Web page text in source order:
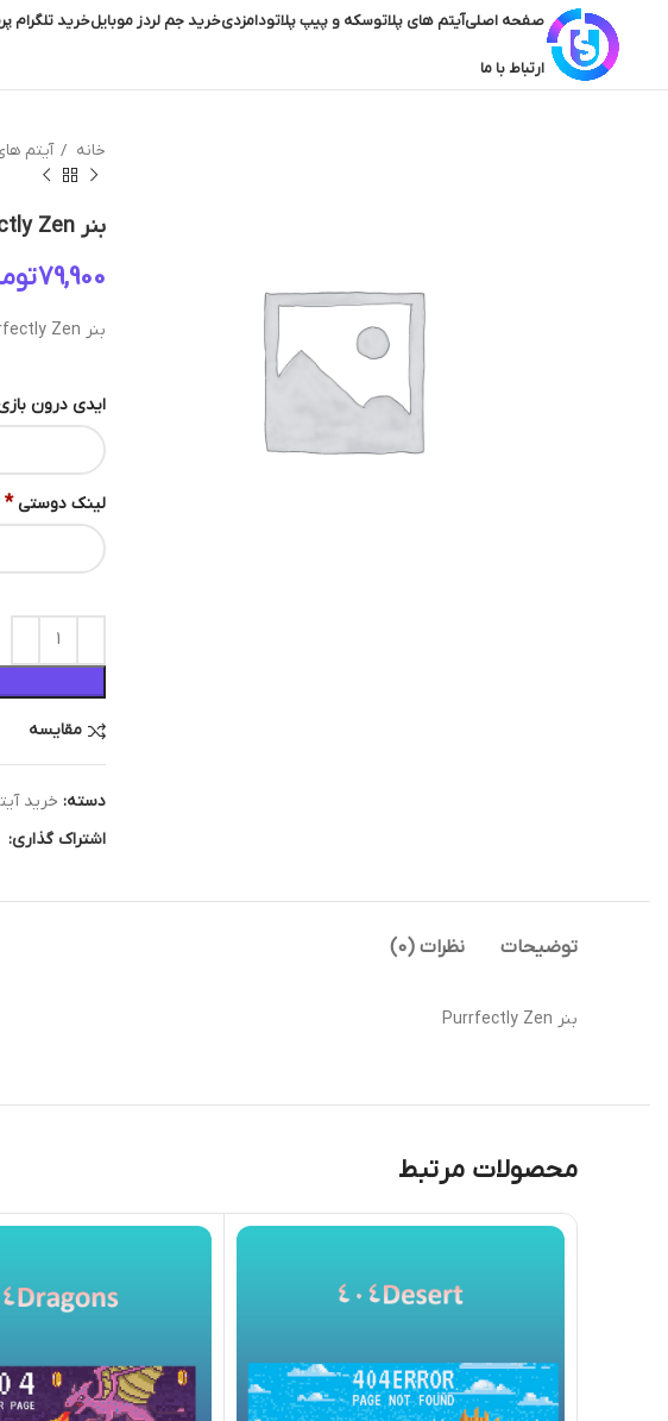
صفحه اصلیآیتم های پلاتوسکه و پیپ پلاتودامزدیخرید جم لردز موبایلخرید تلگرام
ارتباط با ما
خانه آیتم
بنر Purrfectly Zen
بنر Purrfectly Zen
ایدی درون
لینک دوستی *
مقایسه
دسته: خرید
اشتراک گذاری:
توضیحات نظرات (0)
بنر Purrfectly Zen
محصولات مرتبط